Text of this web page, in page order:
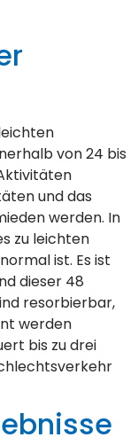
von 24 bis
und das
werden. In
zu leichten
ist. Es ist
dieser 48
resorbierbar,
werden
bis zu drei